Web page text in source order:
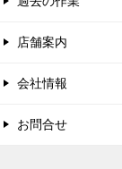
店舗案内
会社情報
お問合せ